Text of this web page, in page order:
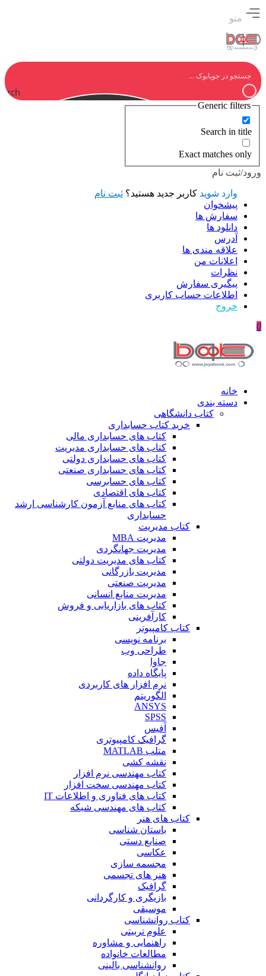
منو
Generic filters
Search in title
Exact matches only
ورود/ثبت نام
وارد شوید کاربر جدید هستید؟ ثبت نام
پیشخوان
سفارش ها
دانلود ها
آدرس
علاقه مندی ها
اعلانات من
نظرات
پیگیری سفارش
اطلاعات حساب كاربری
خروج
0
خانه
دسته بندی
کتاب دانشگاهی
خرید کتاب حسابداری
کتاب های حسابداری مالی
کتاب های حسابداری مدیریت
کتاب های حسابداری دولتی
کتاب های حسابداری صنعتی
کتاب های حسابرسی
کتاب های اقتصادی
کتاب های منابع آزمون کارشناسی ارشد
حسابداری
کتاب مدیریت
مدیریت MBA
مدیریت جهانگردی
کتاب های مدیریت دولتی
مدیریت بازرگانی
مدیریت صنعتی
مدیریت منابع انسانی
کتاب های بازاریابی و فروش
کارآفرینی
کتاب کامپیوتر
برنامه نویسی
طراحی وب
جاوا
پایگاه داده
نرم افزار های کاربردی
الگوریتم
ANSYS
SPSS
آفیس
گرافیک کامپیوتری
متلب MATLAB
نقشه کشی
کتاب مهندسی نرم افزار
کتاب مهندسی سخت افزار
کتاب های فناوری و اطلاعات IT
کتاب های مهندسی شبکه
کتاب های هنر
باستان شناسی
صنایع دستی
عکاسی
مجسمه سازی
هنر های تجسمی
گرافیک
بازیگری و کارگردانی
موسیقی
کتاب روانشناسی
علوم تربیتی
راهنمایی و مشاوره
مطالعات خانواده
روانشناسی بالینی